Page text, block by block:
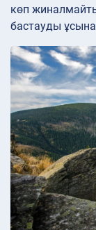
көп
бастауды